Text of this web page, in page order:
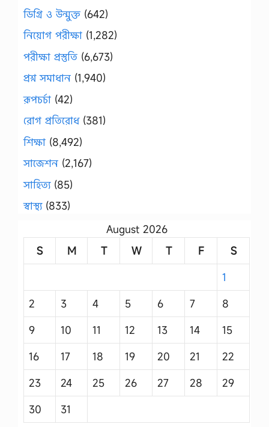
ডিগ্রি ও উন্মুক্ত (642)
নিয়োগ পরীক্ষা (1,282)
পরীক্ষা প্রস্তুতি (6,673)
প্রশ্ন সমাধান (1,940)
রূপচর্চা (42)
রোগ প্রতিরোধ(381)
শিক্ষা (8,492)
সাজেশন (2,167)
সাহিত্য(85)
স্বাস্থ্য(833)
August 2026
S
M T W T F
S
1
2
3 4 5 6 7
8
9
10 11 12 13 14
15
16
17 18 19 20 21
22
23
24 25 26 27 28
29
30
31